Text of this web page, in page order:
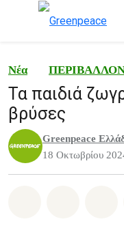
Νέα
Τα παιδιά
βρύσες
Greenpeace
18 Οκτωβρίου